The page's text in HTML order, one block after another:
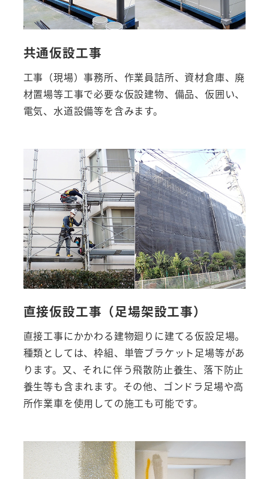
共通仮設工事
工事（現場）事務所、作業員詰所、資材倉庫、廃
材置場等工事で必要な仮設建物、備品、仮囲い、
電気、水道設備等を含みます。
直接仮設工事（足場架設工事）
直接工事にかかわる建物廻りに建てる仮設足場。
種類としては、枠組、単管ブラケット足場等があ
ります。又、それに伴う飛散防止養生、落下防止
養生等も含まれます。その他、ゴンドラ足場や高
所作業車を使用しての施工も可能です。